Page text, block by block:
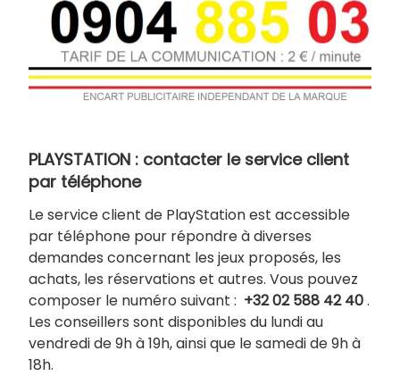
PLAYSTATION : contacter le service client
par téléphone
Le service client de PlayStation est accessible
par téléphone pour répondre à diverses
demandes concernant les jeux proposés, les
achats, les réservations et autres. Vous pouvez
composer le numéro suivant : +32 02 588 42 40.
Les conseillers sont disponibles du lundi au
vendredi de 9h à 19h, ainsi que le samedi de 9h à
18h.